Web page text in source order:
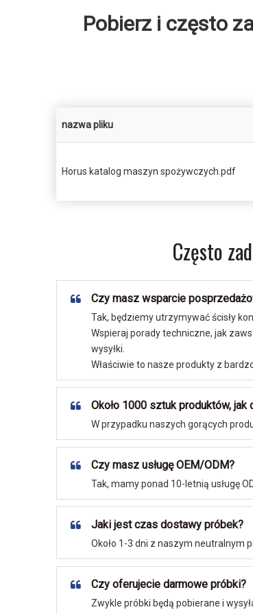
Pobierz i często
nazwa pliku
Horus katalog maszyn spożywczych.pdf
Często
Czy masz wsparcie
Tak, będziemy utrzymywać ścisły
Wspieraj porady techniczne, jak
wysyłki.
Właściwie to nasze produkty z
Około 1000 sztuk produktów, jak
W przypadku naszych gorących
Czy masz usługę OEM/ODM?
Tak, mamy ponad 10-letnią usługę
Jaki jest czas dostawy próbek?
Około 1-3 dni z naszym neutralnym
Czy oferujecie darmowe próbki?
Zwykle próbki będą pobierane i